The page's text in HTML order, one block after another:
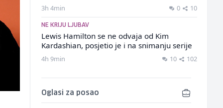
3h 4min 0 10
NE KRIJU LJUBAV
Lewis Hamilton se ne odvaja od Kim
Kardashian, posjetio je i na snimanju serije
4h 9min 10 102
Oglasi za posao